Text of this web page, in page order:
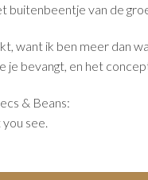
buitenbeentje van de
want ik ben meer dan
je bevangt, en het
& Beans:
see.